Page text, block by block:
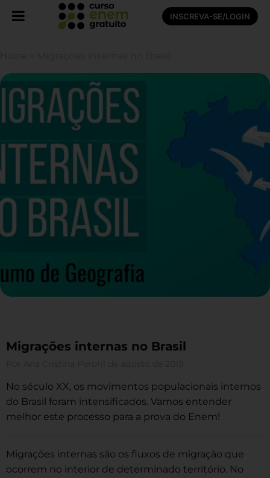
INSCREVA-SE/LOGIN
Migrações internas no Brasil
No século XX, os movimentos populacionais internos
do Brasil foram intensificados. Vamos entender
melhor este processo para a prova do Enem!
Migrações internas são os fluxos de migração que
ocorrem no interior de determinado território. No